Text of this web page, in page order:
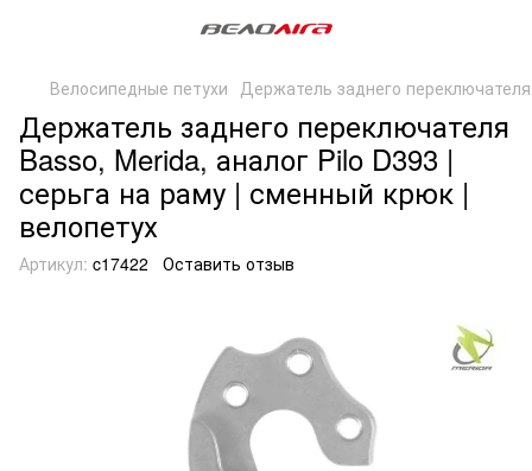
Велосипедные петухи Держатель заднего
Держатель заднего переключателя
Basso, Merida, аналог Pilo D393 |
серьга на раму | сменный крюк |
велопетух
Артикул: c17422 Оставить отзыв